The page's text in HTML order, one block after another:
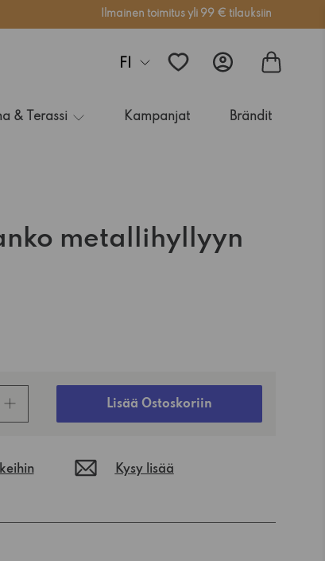
Ilmainen toimitus yli 99 € tilauksiin
FI
& Terassi Kampanjat Brändit
metallihyllyyn
Lisää Ostoskoriin
Kysy lisää